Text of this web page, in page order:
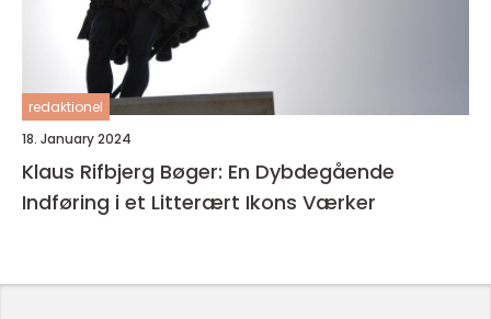
redaktionel
18. January 2024
Klaus Rifbjerg Bøger: En Dybdegående
Indføring i et Litterært Ikons Værker